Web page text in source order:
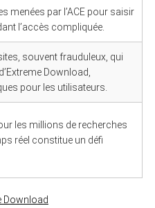
menées par l’ACE pour saisir
l’accès compliquée.
souvent frauduleux, qui
Download,
pour les utilisateurs.
les millions de recherches
réel constitue un défi
Download